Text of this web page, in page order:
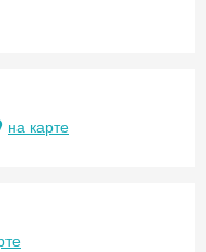
на карте